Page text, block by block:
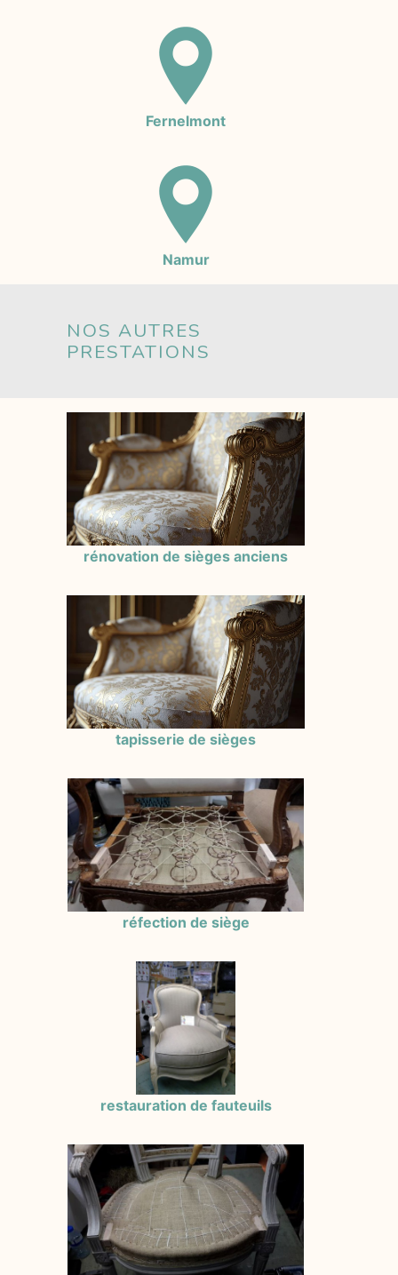
Fernelmont
Namur
NOS AUTRES
PRESTATIONS
rénovation de sièges anciens
tapisserie de sièges
réfection de siège
restauration de fauteuils